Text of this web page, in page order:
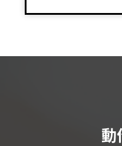
動